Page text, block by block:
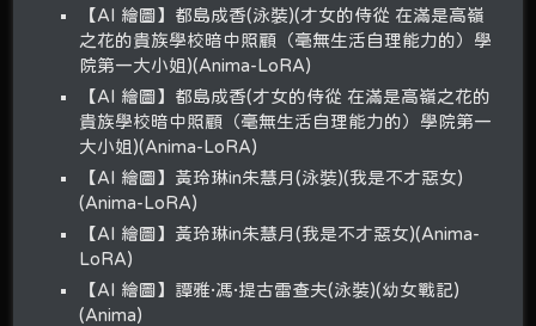
【AI 繪圖】都島成香(泳裝)(才女的侍從 在滿是高嶺
之花的貴族學校暗中照顧（毫無生活自理能力的）學
院第一大小姐)(Anima-LoRA)
【AI 繪圖】都島成香(才女的侍從 在滿是高嶺之花的
貴族學校暗中照顧（毫無生活自理能力的）學院第一
大小姐)(Anima-LoRA)
【AI 繪圖】黃玲琳in朱慧月(泳裝)(我是不才惡女)
(Anima-LoRA)
【AI 繪圖】黃玲琳in朱慧月(我是不才惡女)(Anima-
LoRA)
【AI 繪圖】譚雅·馮·提古雷查夫(泳裝)(幼女戰記)
(Anima)